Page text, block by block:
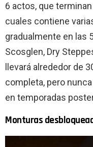
6 actos, que
cuales contiene
gradualmente en las
Scosglen, Dry
llevará alrededor de
completa, pero
en temporadas
Monturas